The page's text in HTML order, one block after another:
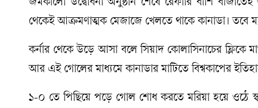
জমকালো উদ্বোধনী অনুষ্ঠান শেষে রেফারি বাঁশি
থেকেই আক্রমণাত্মক মেজাজে খেলতে থাকে কানাডা। তবে
কর্নার থেকে উড়ে আসা বলে সিয়াদ কোলাসিনাচের
আর এই গোলের মাধ্যমে কানাডার মাটিতে বিশ্বকাপের
১-০ তে পিছিয়ে পড়ে গোল শোধ করতে মরিয়া হয়ে ওঠে